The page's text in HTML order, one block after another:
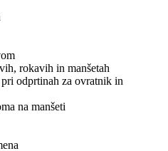
rokavih in manšetah
odprtinah za ovratnik in
na manšeti